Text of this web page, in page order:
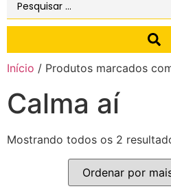
Início / Produtos marcados
Calma aí
Mostrando todos os 2